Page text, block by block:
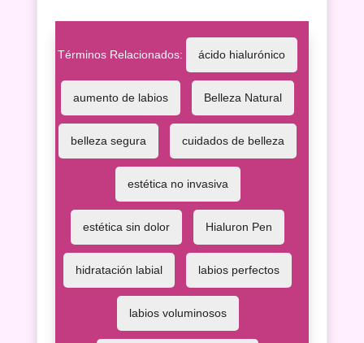
Inicio
Tratamiento
Facial
Tratamiento
Corporal
Depilación
Manicura
Pedicura
Maquillajes
Masajes
Micropigmentación
Términos Relacionados: ácido hialurónico
aumento de labios Belleza Natural
belleza segura cuidados de belleza
estética no invasiva
estética sin dolor Hialuron Pen
hidratación labial labios perfectos
labios voluminosos